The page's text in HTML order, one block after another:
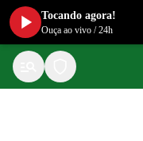
Tocando agora!
Ouça ao vivo /24h